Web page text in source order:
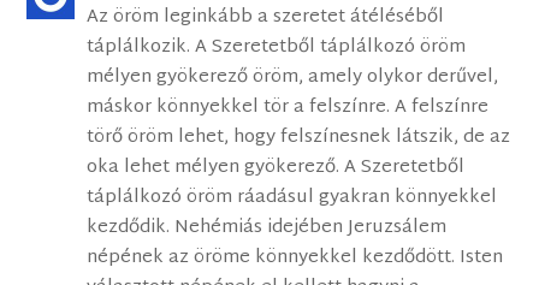
Az öröm leginkább a szeretet átéléséből
táplálkozik. A Szeretetből táplálkozó öröm
mélyen gyökerező öröm, amely olykor derűvel,
máskor könnyekkel tör a felszínre. A felszínre
törő öröm lehet, hogy felszínesnek látszik, de az
oka lehet mélyen gyökerező. A Szeretetből
táplálkozó öröm ráadásul gyakran könnyekkel
kezdődik. Nehémiás idejében Jeruzsálem
népének az öröme könnyekkel kezdődött. Isten